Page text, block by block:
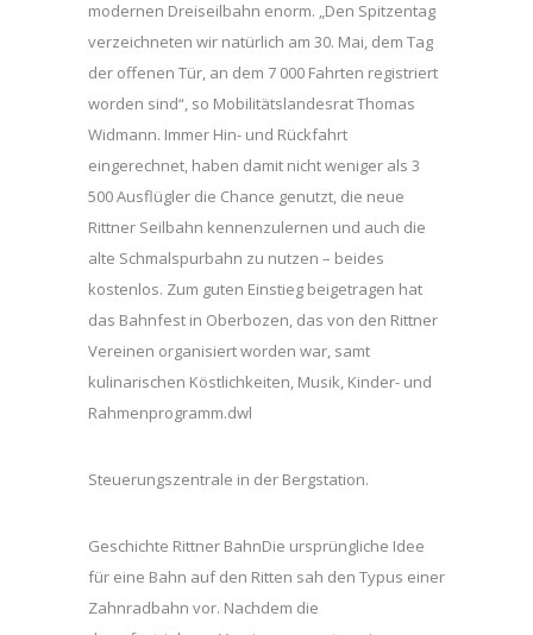
modernen Dreiseilbahn enorm. „Den Spitzentag
verzeichneten wir natürlich am 30. Mai, dem Tag
der offenen Tür, an dem 7 000 Fahrten registriert
worden sind“, so Mobilitätslandesrat Thomas
Widmann. Immer Hin- und Rückfahrt
eingerechnet, haben damit nicht weniger als 3
500 Ausflügler die Chance genutzt, die neue
Rittner Seilbahn kennenzulernen und auch die
alte Schmalspurbahn zu nutzen – beides
kostenlos. Zum guten Einstieg beigetragen hat
das Bahnfest in Oberbozen, das von den Rittner
Vereinen organisiert worden war, samt
kulinarischen Köstlichkeiten, Musik, Kinder- und
Rahmenprogramm.dwl
Steuerungszentrale in der Bergstation.
Geschichte Rittner BahnDie ursprüngliche Idee
für eine Bahn auf den Ritten sah den Typus einer
Zahnradbahn vor. Nachdem die